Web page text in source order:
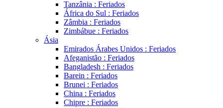
Tanzânia : Feriados
África do Sul : Feriados
Zâmbia : Feriados
Zimbábue : Feriados
Ásia
Emirados Árabes Unidos : Feriados
Afeganistão : Feriados
Bangladesh : Feriados
Barein : Feriados
Brunei : Feriados
China : Feriados
Chipre : Feriados